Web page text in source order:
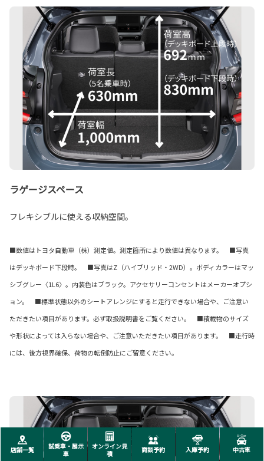
ラゲージスペース
フレキシブルに使える収納空間。
■数値はトヨタ自動車（株）測定値。測定箇所により数値は異なります。 ■写真
はデッキボード下段時。 ■写真はZ（ハイブリッド・2WD）。ボディカラーはマッ
シブグレー〈1L6〉。内装色はブラック。アクセサリーコンセントはメーカーオプシ
ョン。 ■標準状態以外のシートアレンジにすると走行できない場合や、ご注意い
ただきたい項目があります。必ず取扱説明書をご覧ください。 ■積載物のサイズ
や形状によっては入らない場合や、ご注意いただきたい項目があります。 ■走行時
には、後方視界確保、荷物の転倒防止にご留意ください。
店舗一覧
試乗車・展示
車
オンライン見
積
商談予約 入庫予約 中古車